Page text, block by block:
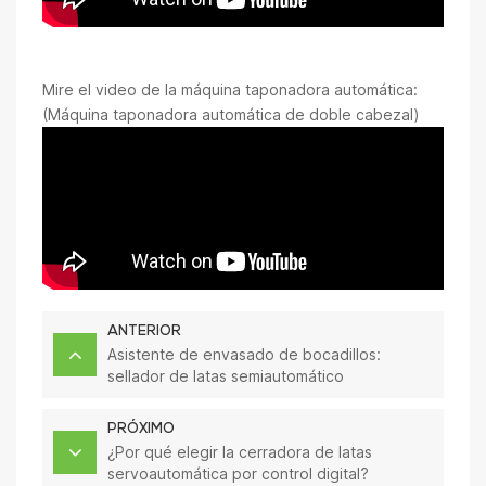
Mire el video de la máquina taponadora automática:
(Máquina taponadora automática de doble cabezal)
ANTERIOR
Asistente de envasado de bocadillos:
sellador de latas semiautomático
PRÓXIMO
¿Por qué elegir la cerradora de latas
servoautomática por control digital?